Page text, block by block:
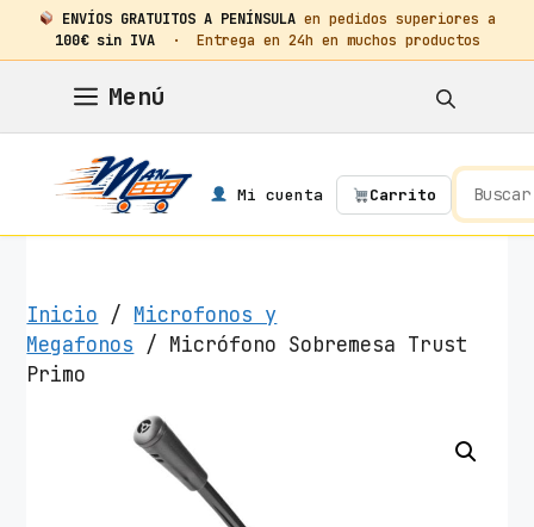
ENVÍOS GRATUITOS A PENÍNSULA en pedidos superiores a
100€ sin IVA· Entrega en 24h en muchos productos
contenido
Menú
Mi cuenta Carrito
Inicio / Microfonos y
Megafonos / Micrófono Sobremesa Trust
Primo